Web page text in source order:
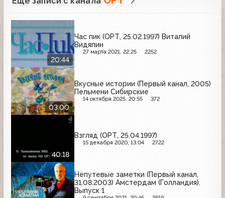
20:44
Час пик (ОРТ, 25.02.1997) Виталий
Видяпин
27 марта 2021, 22:25 2252
03:00
Вкусные истории (Первый канал, 2005)
Пельмени Сибирские
14 октября 2025, 20:55 372
40:18
Взгляд (ОРТ, 25.04.1997)
15 декабря 2020, 13:04 2722
Непутевые заметки (Первый канал,
31.08.2003) Амстердам (Голландия).
Выпуск 1